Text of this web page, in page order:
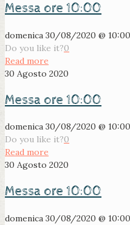
Messa ore 10:00
domenica 30/08/2020 @
Do you like it?0
Read more
30 Agosto 2020
Messa ore 10:00
domenica 30/08/2020 @
Do you like it?0
Read more
30 Agosto 2020
Messa ore 10:00
domenica 30/08/2020 @